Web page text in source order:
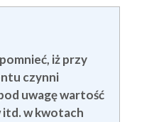
iż przy
czynni
uwagę wartość
w kwotach